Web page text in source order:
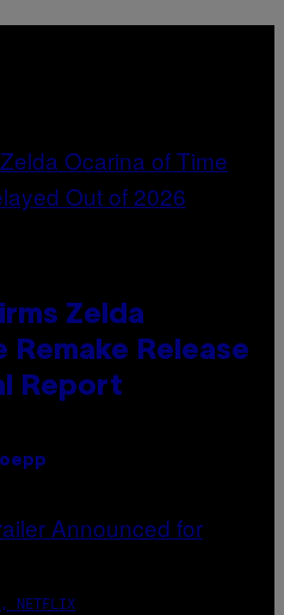
Zelda
Remake Release
Report
NETFLIX